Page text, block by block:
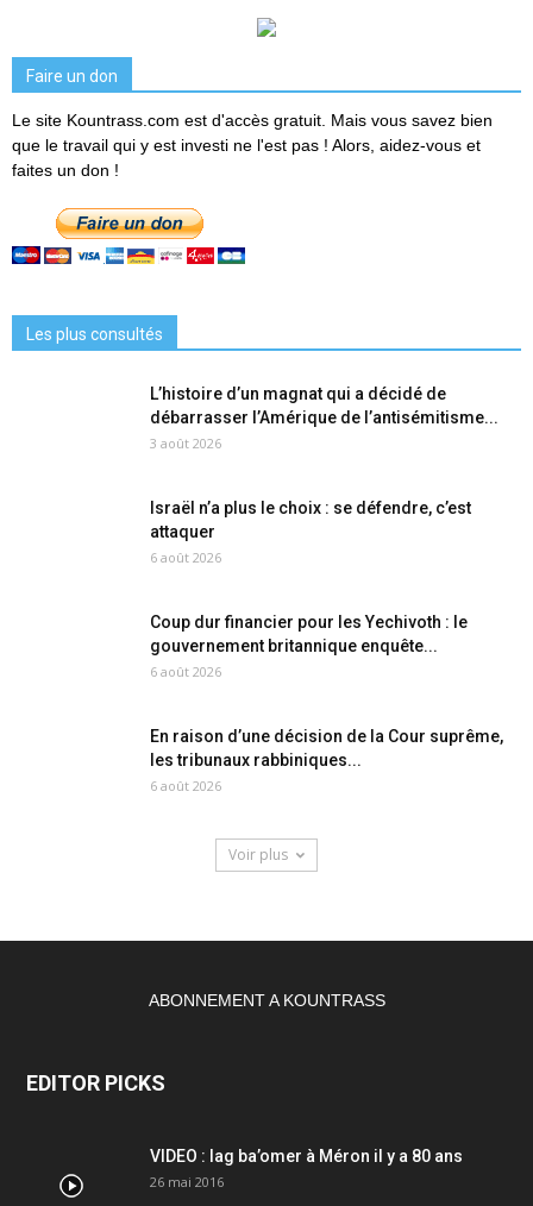
Faire un don
Le site Kountrass.com est d'accès gratuit. Mais vous savez bien
que le travail qui y est investi ne l'est pas ! Alors, aidez-vous et
faites un don !
Les plus consultés
L’histoire d’un magnat qui a décidé de
débarrasser l’Amérique de l’antisémitisme...
3 août 2026
Israël n’a plus le choix : se défendre, c’est
attaquer
6 août 2026
Coup dur financier pour les Yechivoth : le
gouvernement britannique enquête...
6 août 2026
En raison d’une décision de la Cour suprême,
les tribunaux rabbiniques...
6 août 2026
Voir plus
ABONNEMENT A KOUNTRASS
EDITOR PICKS
VIDEO : lag ba’omer à Méron il y a 80 ans
26 mai 2016